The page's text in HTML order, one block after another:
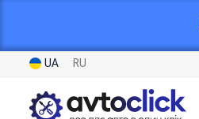
UA RU